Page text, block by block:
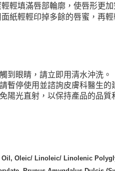
免
輕填滿唇部輪廓，使唇形更加
紙輕輕印掉多餘的唇蜜，再
到眼睛，請立即用清水沖洗。
暫停使用並諮詢皮膚科醫生的
陽光直射，以保持產品的品質
Oil, Oleic/ Linoleic/ Linolenic